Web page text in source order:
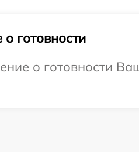
готовности
о готовности